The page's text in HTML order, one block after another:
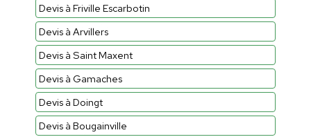
Devis à Friville Escarbotin
Devis à Arvillers
Devis à Saint Maxent
Devis à Gamaches
Devis à Doingt
Devis à Bougainville